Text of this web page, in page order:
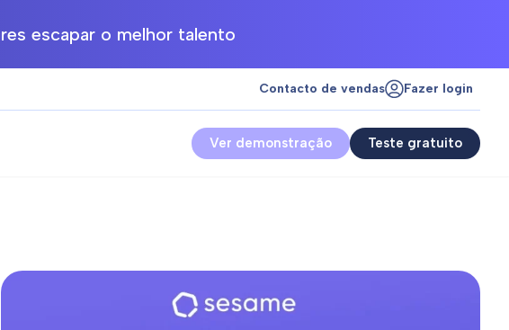
escapar o melhor talento
Contacto de vendas Fazer login
Teste gratuito
Ver demonstração